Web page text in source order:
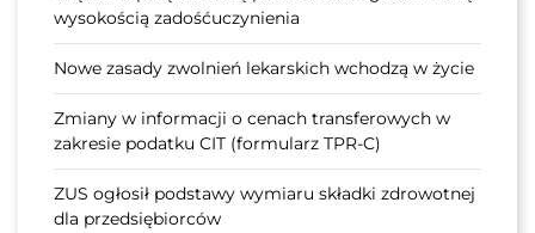
wysokością zadośćuczynienia
Nowe zasady zwolnień lekarskich wchodzą w życie
Zmiany w informacji o cenach transferowych w
zakresie podatku CIT (formularz TPR-C)
ZUS ogłosił podstawy wymiaru składki zdrowotnej
dla przedsiębiorców